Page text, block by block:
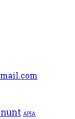
APIA